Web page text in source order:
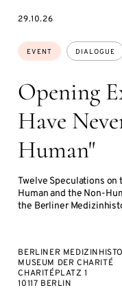
Opening
Have
Human"
Twelve Speculations
Human and the Non-
the Berliner
Topics:
EVENT DIALOGUE
STARTS
29.10.26
BERLINER
MUSEUM DER CHARITÉ
CHARITÉPLATZ 1
10117 BERLIN